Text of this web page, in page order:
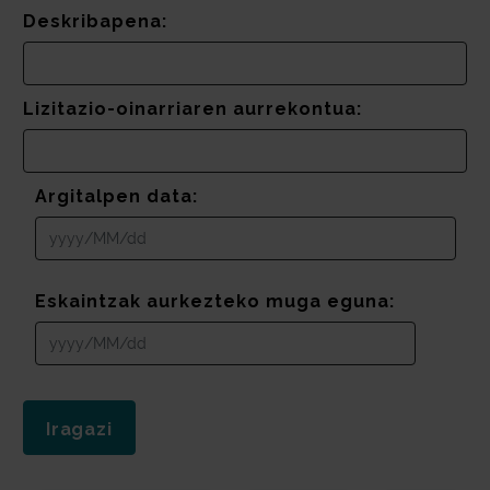
Deskribapena:
Lizitazio-oinarriaren aurrekontua:
Argitalpen data:
Eskaintzak aurkezteko muga eguna: